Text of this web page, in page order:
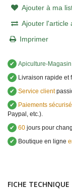
Ajouter à ma
Ajouter l'article
Imprimer
✔ Apiculture-Magasin
✔
Livraison rapide et
✔ Service client
✔
Paiements
Paypal, etc.).
✔ 60 jours pour
✔
Boutique en ligne
FICHE TECHNIQUE